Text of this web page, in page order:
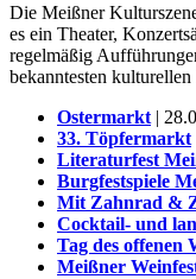
Die Meißner
es ein Theater,
regelmäßig
bekanntesten
Ostermarkt |
33. Töpfermarkt
Literaturfest
Burgfestspiele
Mit Zahnrad &
Cocktail- und
Tag des offenen
Meißner